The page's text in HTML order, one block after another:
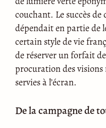
couchant. Le succès
dépendait en partie de
certain style de vie
de réserver un forfait
procuration des
servies à l’écran.
De la campagne de